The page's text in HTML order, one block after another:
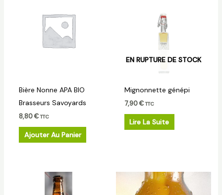
Bière Nonne APA BIO
Brasseurs Savoyards
8,80€ TTC
Ajouter Au Panier
EN RUPTURE DE STOCK
Mignonnette génépi
7,90€ TTC
Lire La Suite